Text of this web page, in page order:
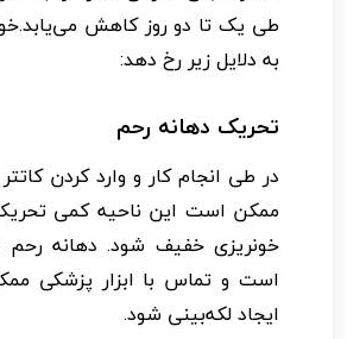
طی یک تا دو روز کاهش
به دلایل زیر رخ دهد:
تحریک دهانه رحم
در طی انجام کار و وارد کردن
ممکن است این ناحیه کمی
خونریزی خفیف شود. دهانه
است و تماس با ابزار پزشکی
ایجاد لکه‌بینی شود.